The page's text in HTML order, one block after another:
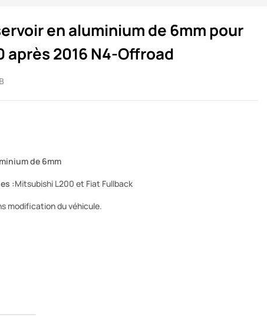
en aluminium de 6mm pour
après 2016 N4-Offroad
de 6mm
:Mitsubishi L200 et Fiat Fullback
modification du véhicule.